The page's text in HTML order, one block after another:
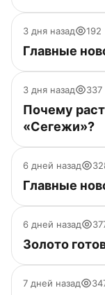
3 дня назад 192
Главные
3 дня назад 337
Почему
«Сегежи»?
6 дней назад
Главные
6 дней назад
Золото
7 дней назад